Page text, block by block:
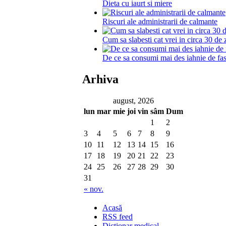
Dieta cu iaurt si miere
Riscuri ale administrarii de calmante
Cum sa slabesti cat vrei in circa 30 de
De ce sa consumi mai des iahnie de
Arhiva
august, 2026
lun mar mie joi vin sâm Dum
« nov.
1
2
3
4 5 6 7 8
9
10
11 12 13 14 15
16
17
18 19 20 21 22
23
24
25 26 27 28 29
30
31
Acasă
RSS feed